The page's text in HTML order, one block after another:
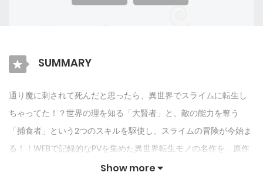
SUMMARY
通り魔に刺されて死んだと思ったら、異世界でスライムに転生し
ちゃってた！？世界の理を知る「大賢者」と、敵の能力を奪う
「捕食者」という2つのスキルを駆使し、スライムの冒険が今始ま
る！！WEBで記録的なPVを集めた異世界転生モノの名作を、原作
者完全監修でコミカライズ！巻末には原作者書き下ろしの短編小
Show more